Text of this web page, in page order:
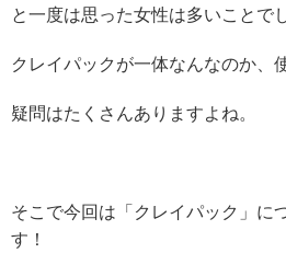
と一度は思った女性は多いことで
クレイパックが一体なんなのか、
疑問はたくさんありますよね。
そこで今回は「クレイパック」に
す！